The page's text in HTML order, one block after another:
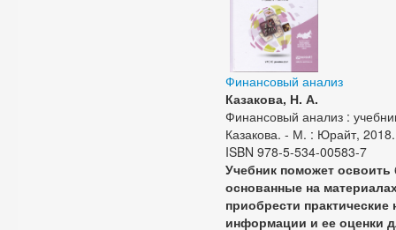
Финансовый анализ
Казакова, Н. А.
Финансовый анализ :
Казакова. - М. : Юрайт,
ISBN 978-5-534-00583-7
Учебник поможет
основанные на
приобрести
информации и ее оценки